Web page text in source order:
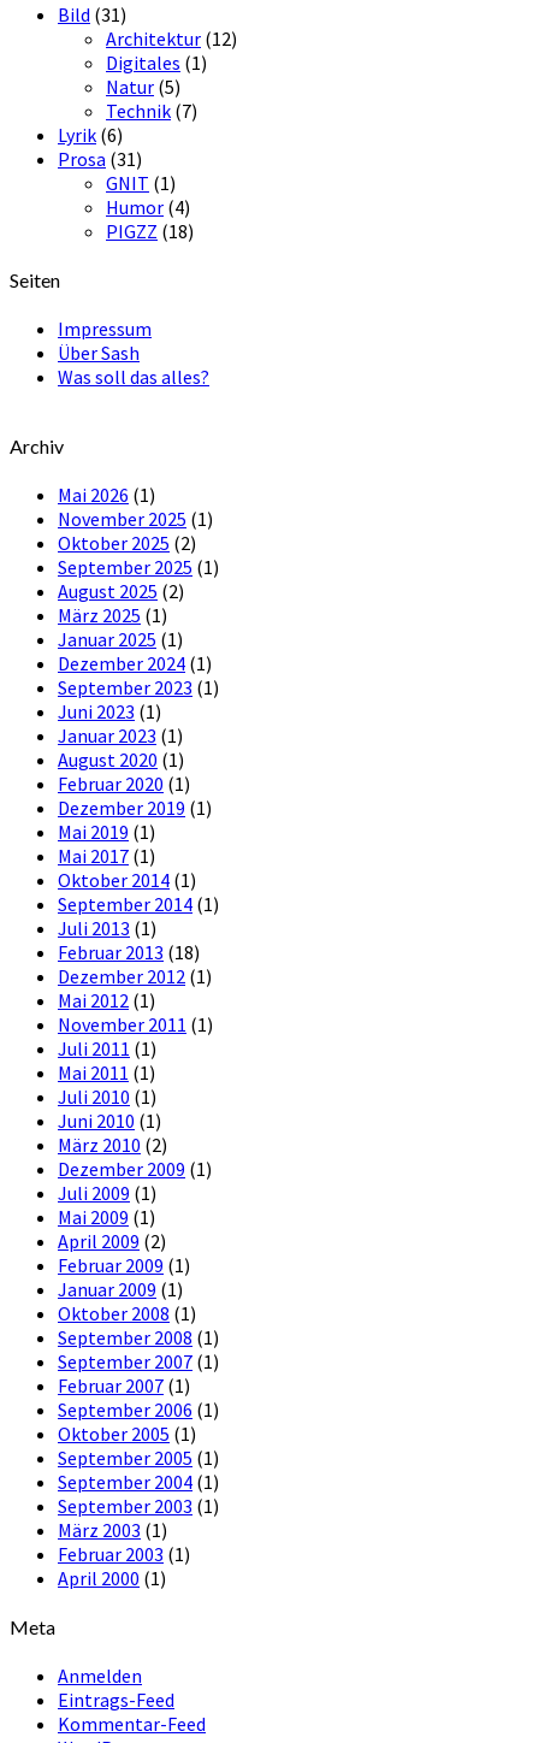
Bild (31)
Architektur (12)
Digitales (1)
Natur (5)
Technik (7)
Lyrik (6)
Prosa (31)
GNIT (1)
Humor (4)
PIGZZ (18)
Seiten
Impressum
Über Sash
Was soll das alles?
Archiv
Mai 2026 (1)
November 2025 (1)
Oktober 2025 (2)
September 2025 (1)
August 2025 (2)
März 2025 (1)
Januar 2025 (1)
Dezember 2024 (1)
September 2023 (1)
Juni 2023 (1)
Januar 2023 (1)
August 2020 (1)
Februar 2020 (1)
Dezember 2019 (1)
Mai 2019 (1)
Mai 2017 (1)
Oktober 2014 (1)
September 2014 (1)
Juli 2013 (1)
Februar 2013 (18)
Dezember 2012 (1)
Mai 2012 (1)
November 2011 (1)
Juli 2011 (1)
Mai 2011 (1)
Juli 2010 (1)
Juni 2010 (1)
März 2010 (2)
Dezember 2009 (1)
Juli 2009 (1)
Mai 2009 (1)
April 2009 (2)
Februar 2009 (1)
Januar 2009 (1)
Oktober 2008 (1)
September 2008 (1)
September 2007 (1)
Februar 2007 (1)
September 2006 (1)
Oktober 2005 (1)
September 2005 (1)
September 2004 (1)
September 2003 (1)
März 2003 (1)
Februar 2003 (1)
April 2000 (1)
Meta
Anmelden
Eintrags-Feed
Kommentar-Feed